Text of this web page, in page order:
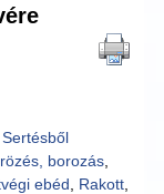
Sertésből
borozás
ebéd Rakott